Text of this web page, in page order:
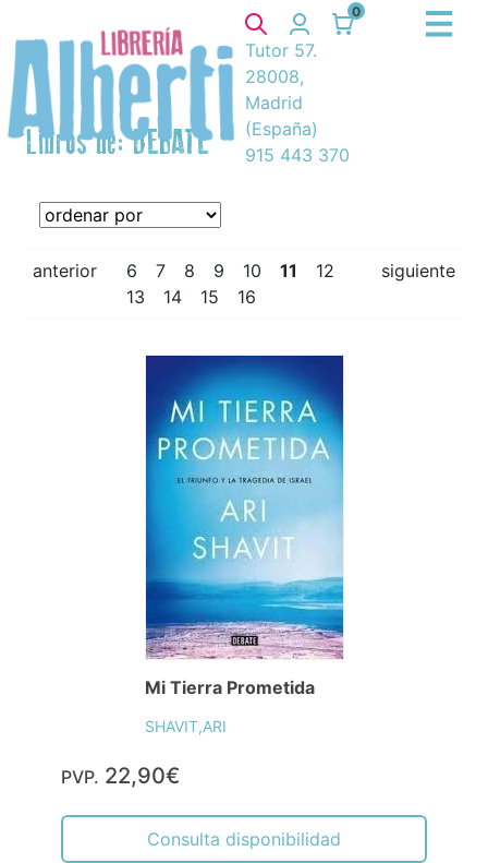
0
Tutor 57.
28008,
Madrid
(España)
915 443 370
Libros de: DEBATE
anterior 6 7 8 9 10 11
12
13
14 15 16
siguiente
Mi Tierra Prometida
SHAVIT,ARI
PVP. 22,90€
Consulta disponibilidad